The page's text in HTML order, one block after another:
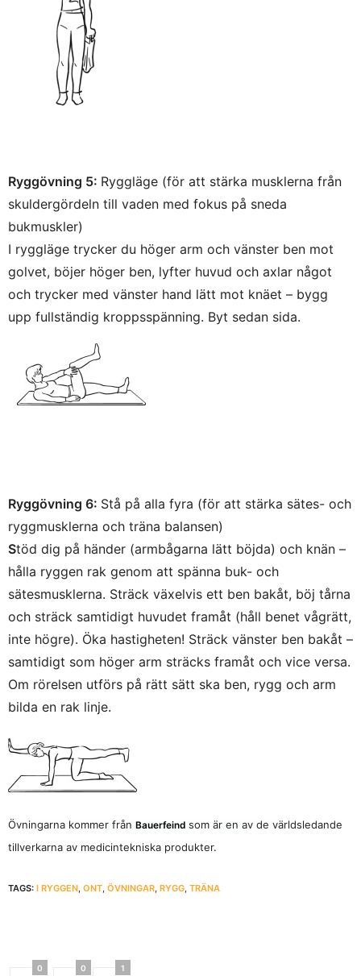
Ryggövning 5: Ryggläge (för att stärka musklerna från
skuldergördeln till vaden med fokus på sneda
bukmuskler)
I ryggläge trycker du höger arm och vänster ben mot
golvet, böjer höger ben, lyfter huvud och axlar något
och trycker med vänster hand lätt mot knäet – bygg
upp fullständig kroppsspänning. Byt sedan sida.
Ryggövning 6: Stå på alla fyra (för att stärka sätes- och
ryggmusklerna och träna balansen)
Stöd dig på händer (armbågarna lätt böjda) och knän –
hålla ryggen rak genom att spänna buk- och
sätesmusklerna. Sträck växelvis ett ben bakåt, böj tårna
och sträck samtidigt huvudet framåt (håll benet vågrätt,
inte högre). Öka hastigheten! Sträck vänster ben bakåt –
samtidigt som höger arm sträcks framåt och vice versa.
Om rörelsen utförs på rätt sätt ska ben, rygg och arm
bilda en rak linje.
Övningarna kommer från Bauerfeind som är en av de världsledande
tillverkarna av medicintekniska produkter.
TAGS: I RYGGEN, ONT, ÖVNINGAR, RYGG, TRÄNA
0 0 1